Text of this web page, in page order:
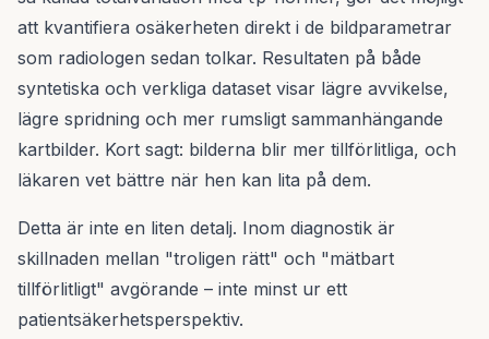
att kvantifiera osäkerheten direkt i de bildparametrar
som radiologen sedan tolkar. Resultaten på både
syntetiska och verkliga dataset visar lägre avvikelse,
lägre spridning och mer rumsligt sammanhängande
kartbilder. Kort sagt: bilderna blir mer tillförlitliga, och
läkaren vet bättre när hen kan lita på dem.
Detta är inte en liten detalj. Inom diagnostik är
skillnaden mellan "troligen rätt" och "mätbart
tillförlitligt" avgörande – inte minst ur ett
patientsäkerhetsperspektiv.